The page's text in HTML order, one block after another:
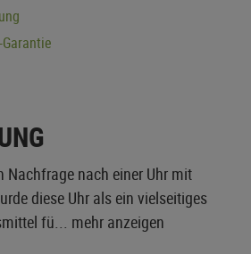
Nachfrage nach einer Uhr mit
diese Uhr als ein vielseitiges
fü... mehr anzeigen